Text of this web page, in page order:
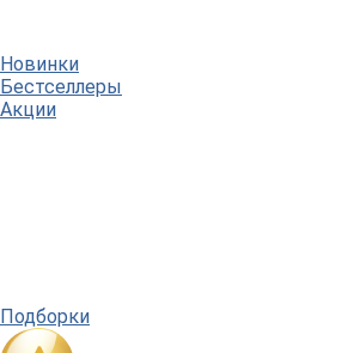
Новинки
Бестселлеры
Акции
Подборки